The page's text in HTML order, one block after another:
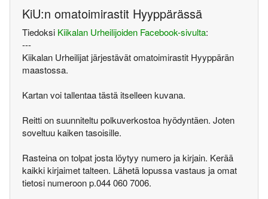
KiU:n omatoimirastit Hyyppärässä
Tiedoksi Kiikalan Urheilijoiden Facebook-sivulta:
---
Kiikalan Urheilijat järjestävät omatoimirastit Hyyppärän
maastossa.
Kartan voi tallentaa tästä itselleen kuvana.
Reitti on suunniteltu polkuverkostoa hyödyntäen. Joten
soveltuu kaiken tasoisille.
Rasteina on tolpat josta löytyy numero ja kirjain. Kerää
kaikki kirjaimet talteen. Lähetä lopussa vastaus ja omat
tietosi numeroon p.044 060 7006.